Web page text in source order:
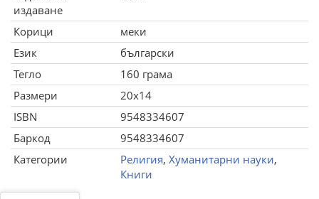
издаване
Корици
меки
Език
български
Тегло
160 грама
Размери
20x14
ISBN
9548334607
Баркод
9548334607
Категории
Религия, Хуманитарни науки,
Книги